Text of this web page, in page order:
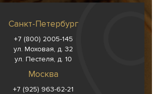
Санкт-Петербург
+7 (800) 2005-145
ул. Моховая, д. 32
ул. Пестеля, д. 10
Москва
+7 (925) 963-62-21